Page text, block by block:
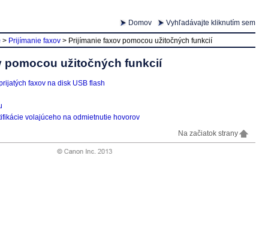
Domov Vyhľadávajte kliknutím sem
> Prijímanie faxov > Prijímanie faxov pomocou užitočných funkcií
pomocou užitočných funkcií
faxov na disk USB flash
volajúceho na odmietnutie hovorov
Na začiatok strany